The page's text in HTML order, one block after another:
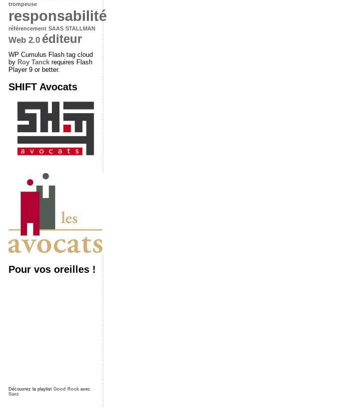
trompeuse
responsabilité
référencement SAAS STALLMAN
Web 2.0 éditeur
WP Cumulus Flash tag cloud
by Roy Tanckrequires Flash
Player 9 or better.
SHIFT Avocats
Pour vos oreilles !
Découvrez la playlist Good Rockavec
Saez